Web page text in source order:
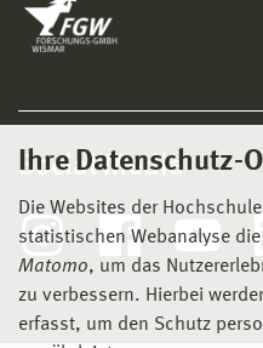
Ihre Datenschutz-
Die Websites der
statistischen Webanalyse
Matomo, um das
zu verbessern. Hierbei
erfasst, um den Schutz
Social Media